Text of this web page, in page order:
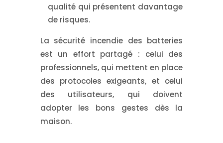
qualité qui présentent davantage
de risques.
La sécurité incendie des batteries
est un effort partagé : celui des
professionnels, qui mettent en place
des protocoles exigeants, et celui
des utilisateurs, qui doivent
adopter les bons gestes dès la
maison.